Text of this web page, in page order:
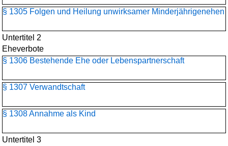
§ 1305 Folgen und Heilung unwirksamer Minderjährigenehen
Untertitel 2
Eheverbote
§ 1306 Bestehende Ehe oder Lebenspartnerschaft
§ 1307 Verwandtschaft
§ 1308 Annahme als Kind
Untertitel 3